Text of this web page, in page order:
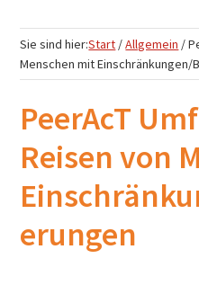
e
d
r
h
s
c
Sie sind hier:Start /Allgemein /
Menschen mit Einschränkungen/
PeerAcT
Reisen von
erungen